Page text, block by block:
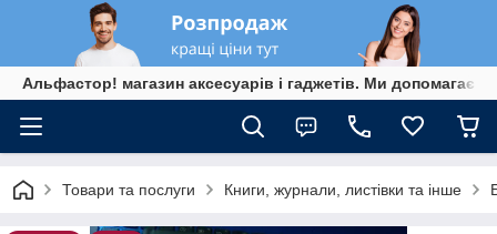
Альфастор! магазин аксесуарів і гаджетів. Ми
Товари та послуги Книги, журнали, листівки та інше